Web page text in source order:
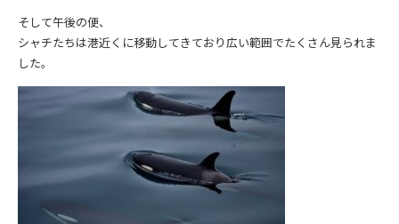
そして午後の便、
シャチたちは港近くに移動してきており広い範囲でたくさん見られま
した。